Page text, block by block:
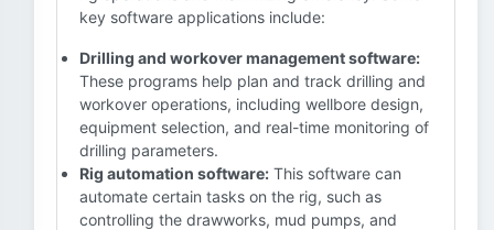
key software applications include:
Drilling and workover management software:
These programs help plan and track drilling and
workover operations, including wellbore design,
equipment selection, and real-time monitoring of
drilling parameters.
Rig automation software: This software can
automate certain tasks on the rig, such as
controlling the drawworks, mud pumps, and